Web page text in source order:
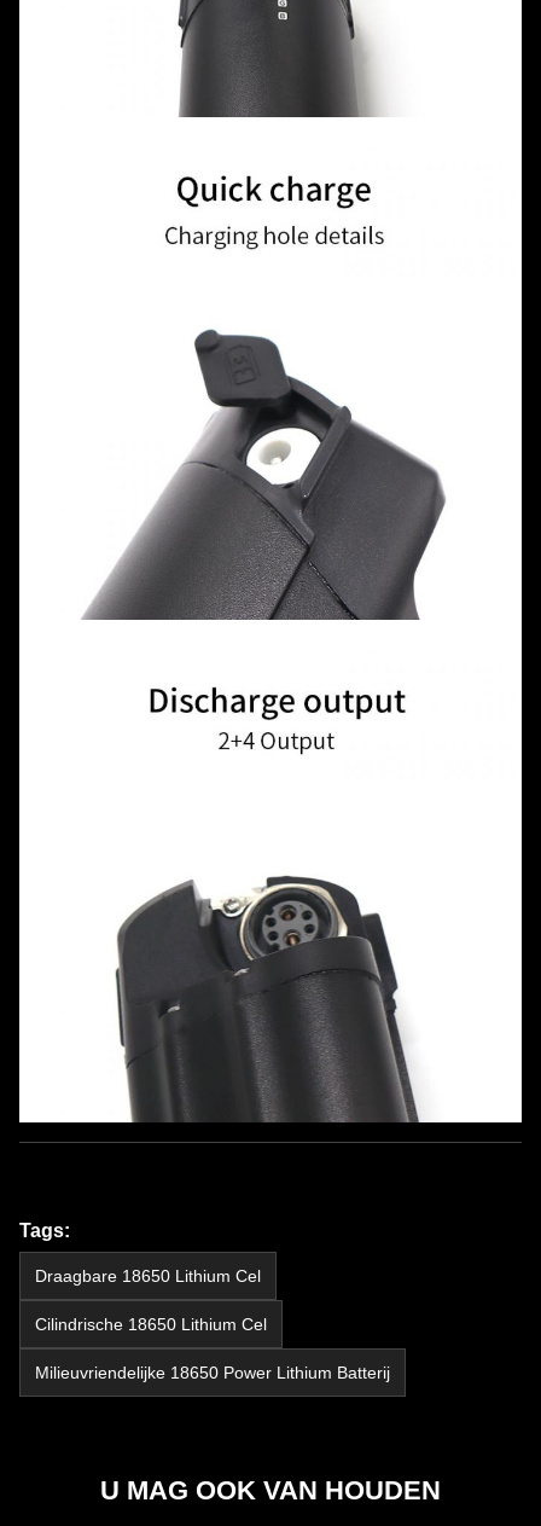
Tags:
Draagbare 18650 Lithium Cel
Cilindrische 18650 Lithium Cel
Milieuvriendelijke 18650 Power Lithium Batterij
U MAG OOK VAN HOUDEN